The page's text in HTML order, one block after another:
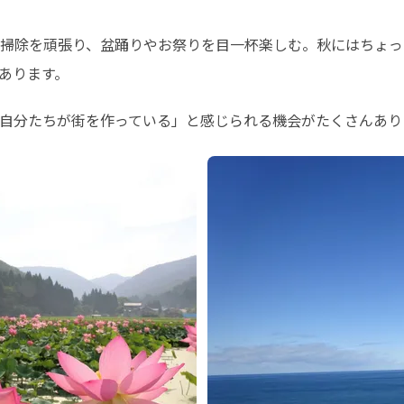
除を頑張り、盆踊りやお祭りを目一杯楽しむ。秋にはちょ
ます。
分たちが街を作っている」と感じられる機会がたくさんあ